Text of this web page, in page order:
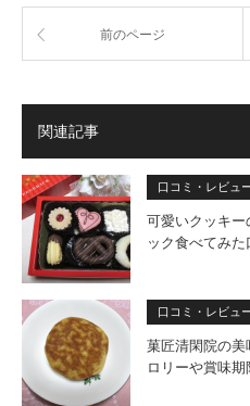
前のページ
関連記事
口コミ・レビュ
可愛いクッキ
ック食べてみた
口コミ・レビュ
菓匠清閑院の美
ロリーや賞味期